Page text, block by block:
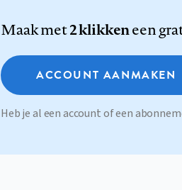
Maak met2 klikkeneen
ACCOUNT AANMAKEN
Heb je al een account of een